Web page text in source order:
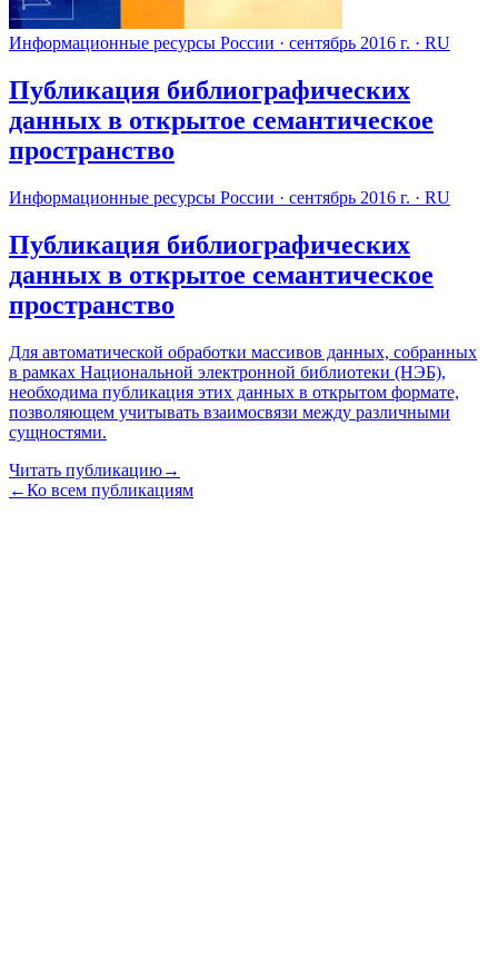
Информационные ресурсы России · сентябрь 2016 г. · RU
Публикация библиографических
данных в открытое семантическое
пространство
Информационные ресурсы России · сентябрь 2016 г. · RU
Публикация библиографических
данных в открытое семантическое
пространство
Для автоматической обработки массивов данных, собранных
в рамках Национальной электронной библиотеки (НЭБ),
необходима публикация этих данных в открытом формате,
позволяющем учитывать взаимосвязи между различными
сущностями.
Читать публикацию→
←Ко всем публикациям